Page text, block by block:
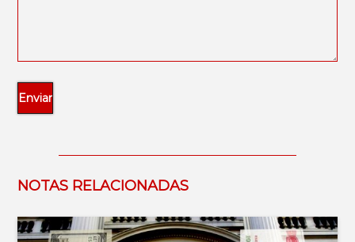
NOTAS RELACIONADAS